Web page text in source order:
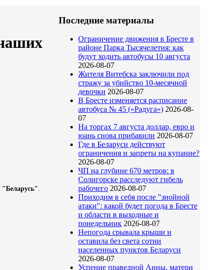
"Беларусь"
Последние материалы
Ограничение движения в Бресте в
районе Парка Тысячелетия: как
будут ходить автобусы 10 августа
2026-08-07
Жителя Витебска заключили под
стражу за убийство 10-месячной
девочки 2026-08-07
В Бресте изменяется расписание
автобуса № 45 («Радуга») 2026-08-
07
На торгах 7 августа доллар, евро и
юань снова прибавили 2026-08-07
Где в Беларуси действуют
ограничения и запреты на купание?
2026-08-07
ЧП на глубине 670 метров: в
Солигорске расследуют гибель
рабочего 2026-08-07
Приходим в себя после "знойной
атаки": какой будет погода в Бресте
и области в выходные и
понедельник 2026-08-07
Непогода срывала крыши и
оставила без света сотни
населенных пунктов Беларуси
2026-08-07
Успение праведной Анны, матери